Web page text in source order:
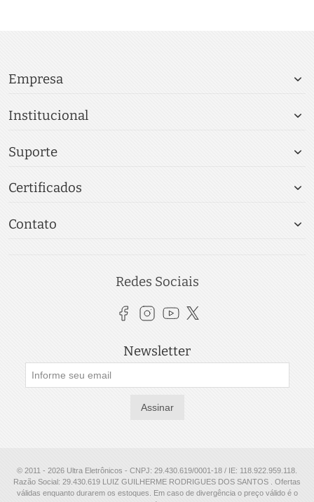
Empresa
Institucional
Suporte
Certificados
Contato
Redes Sociais
Newsletter
Assinar
© 2011 - 2026 Ultra Eletrônicos - CNPJ: 29.430.619/0001-18 / IE: 118.922.959.118.
Razão Social: 29.430.619 LUIZ GUILHERME RODRIGUES DOS SANTOS . Ofertas
válidas enquanto durarem os estoques. Em caso de divergência o preço válido é o